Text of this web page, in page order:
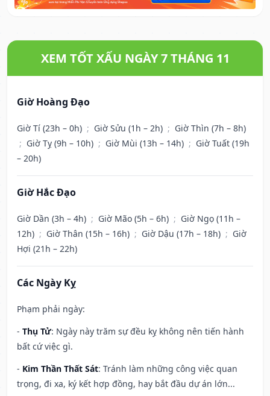
XEM TỐT XẤU NGÀY 7 THÁNG 11
Giờ Hoàng Đạo
Giờ Tí (23h – 0h) ; Giờ Sửu (1h – 2h) ; Giờ Thìn (7h – 8h)
; Giờ Tỵ (9h – 10h) ; Giờ Mùi (13h – 14h) ; Giờ Tuất (19h
– 20h)
Giờ Hắc Đạo
Giờ Dần (3h – 4h) ; Giờ Mão (5h – 6h) ; Giờ Ngọ (11h –
12h) ; Giờ Thân (15h – 16h) ; Giờ Dậu (17h – 18h) ; Giờ
Hợi (21h – 22h)
Các Ngày Kỵ
Phạm phải ngày:
- Thụ Tử: Ngày này trăm sự đều kỵ không nên tiến hành
bất cứ việc gì.
- Kim Thần Thất Sát: Tránh làm những công việc quan
trọng, đi xa, ký kết hợp đồng, hay bắt đầu dự án lớn...